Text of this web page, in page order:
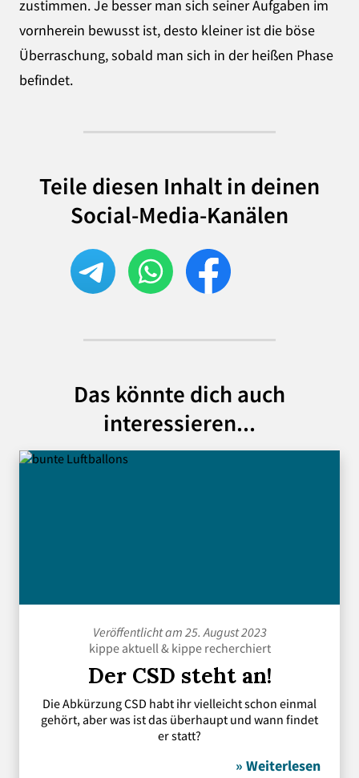
zustimmen. Je besser man sich seiner Aufgaben im
vornherein bewusst ist, desto kleiner ist die böse
Überraschung, sobald man sich in der heißen Phase
befindet.
Teile diesen Inhalt in deinen
Social-Media-Kanälen
Das könnte dich auch
interessieren...
Veröffentlicht am 25. August 2023
kippe aktuell& kippe recherchiert
Der CSD steht an!
Die Abkürzung CSD habt ihr vielleicht schon einmal
gehört, aber was ist das überhaupt und wann findet
er statt?
» Weiterlesen